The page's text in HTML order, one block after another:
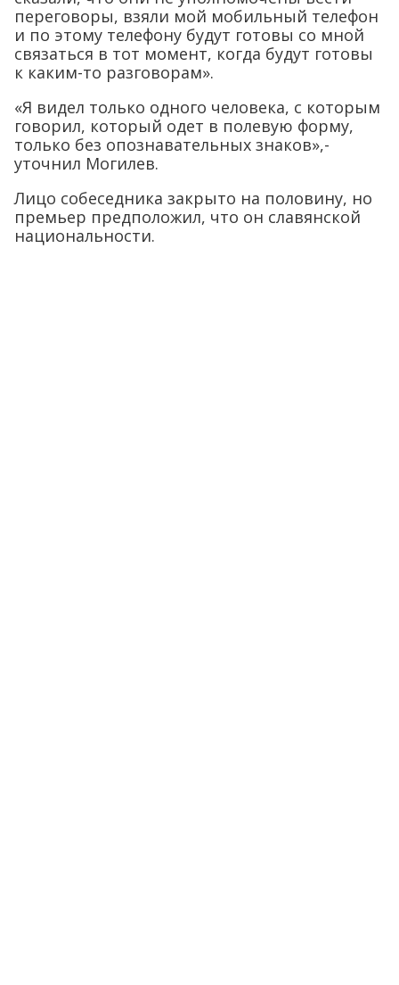
переговоры, взяли мой мобильный телефон
и по этому телефону будут готовы со мной
связаться в тот момент, когда будут готовы
к каким-то разговорам».
«Я видел только одного человека, с которым
говорил, который одет в полевую форму,
только без опознавательных знаков»,-
уточнил Могилев.
Лицо собеседника закрыто на половину, но
премьер предположил, что он славянской
национальности.